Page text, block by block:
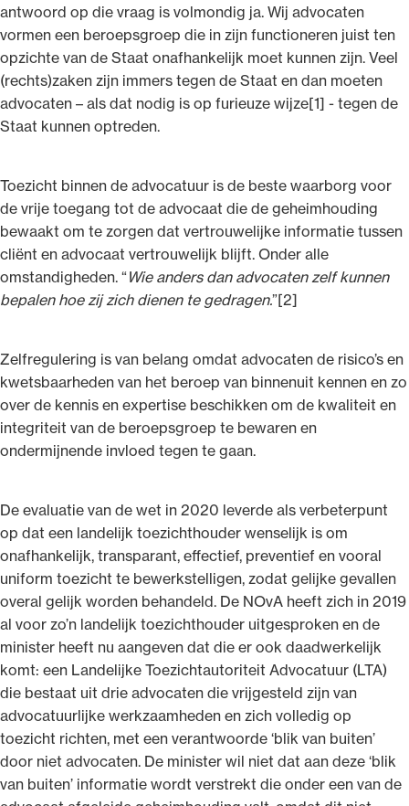
antwoord op die vraag is volmondig ja. Wij advocaten
vormen een beroepsgroep die in zijn functioneren juist ten
opzichte van de Staat onafhankelijk moet kunnen zijn. Veel
(rechts)zaken zijn immers tegen de Staat en dan moeten
advocaten – als dat nodig is op furieuze wijze[1] - tegen de
Staat kunnen optreden.
Toezicht binnen de advocatuur is de beste waarborg voor
de vrije toegang tot de advocaat die de geheimhouding
bewaakt om te zorgen dat vertrouwelijke informatie tussen
cliënt en advocaat vertrouwelijk blijft. Onder alle
omstandigheden. “Wie anders dan advocaten zelf kunnen
bepalen hoe zij zich dienen te gedragen.”[2]
Zelfregulering is van belang omdat advocaten de risico’s en
kwetsbaarheden van het beroep van binnenuit kennen en zo
over de kennis en expertise beschikken om de kwaliteit en
integriteit van de beroepsgroep te bewaren en
ondermijnende invloed tegen te gaan.
De evaluatie van de wet in 2020 leverde als verbeterpunt
op dat een landelijk toezichthouder wenselijk is om
onafhankelijk, transparant, effectief, preventief en vooral
uniform toezicht te bewerkstelligen, zodat gelijke gevallen
overal gelijk worden behandeld. De NOvA heeft zich in 2019
al voor zo’n landelijk toezichthouder uitgesproken en de
minister heeft nu aangeven dat die er ook daadwerkelijk
komt: een Landelijke Toezichtautoriteit Advocatuur (LTA)
die bestaat uit drie advocaten die vrijgesteld zijn van
advocatuurlijke werkzaamheden en zich volledig op
toezicht richten, met een verantwoorde ‘blik van buiten’
door niet advocaten. De minister wil niet dat aan deze ‘blik
van buiten’ informatie wordt verstrekt die onder een van de